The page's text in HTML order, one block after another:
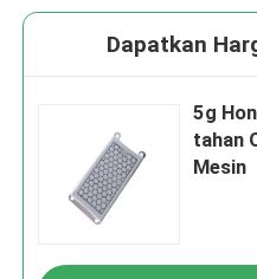
Dapatkan
5g
tahan
Mesin